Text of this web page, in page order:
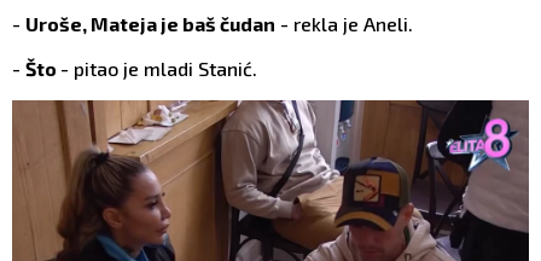
- Uroše, Mateja je baš čudan - rekla je Aneli.
- Što - pitao je mladi Stanić.